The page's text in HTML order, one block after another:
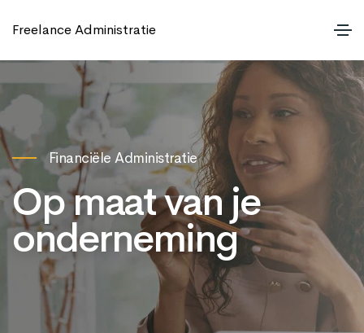
Freelance Administratie
Financiële Administratie
Op maat van je
onderneming